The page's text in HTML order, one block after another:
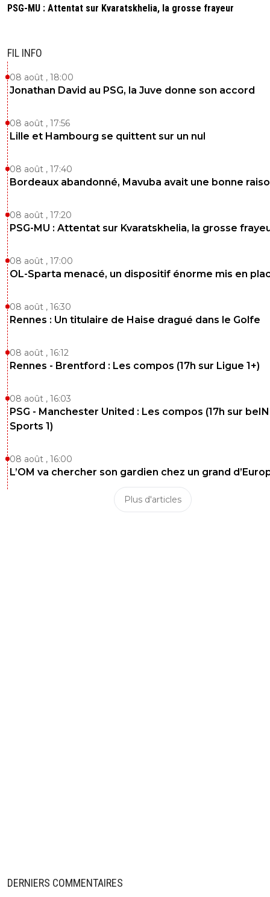
PSG-MU : Attentat sur Kvaratskhelia, la grosse frayeur
FIL INFO
08 août , 18:00
Jonathan David au PSG, la Juve donne son accord
08 août , 17:56
Lille et Hambourg se quittent sur un nul
08 août , 17:40
Bordeaux abandonné, Mavuba avait une bonne
08 août , 17:20
PSG-MU : Attentat sur Kvaratskhelia, la grosse
08 août , 17:00
OL-Sparta menacé, un dispositif énorme mis en
08 août , 16:30
Rennes : Un titulaire de Haise dragué dans le Golfe
08 août , 16:12
Rennes - Brentford : Les compos (17h sur Ligue 1+)
08 août , 16:03
PSG - Manchester United : Les compos (17h sur beIN
Sports 1)
08 août , 16:00
L’OM va chercher son gardien chez un grand
Plus d'articles
DERNIERS COMMENTAIRES